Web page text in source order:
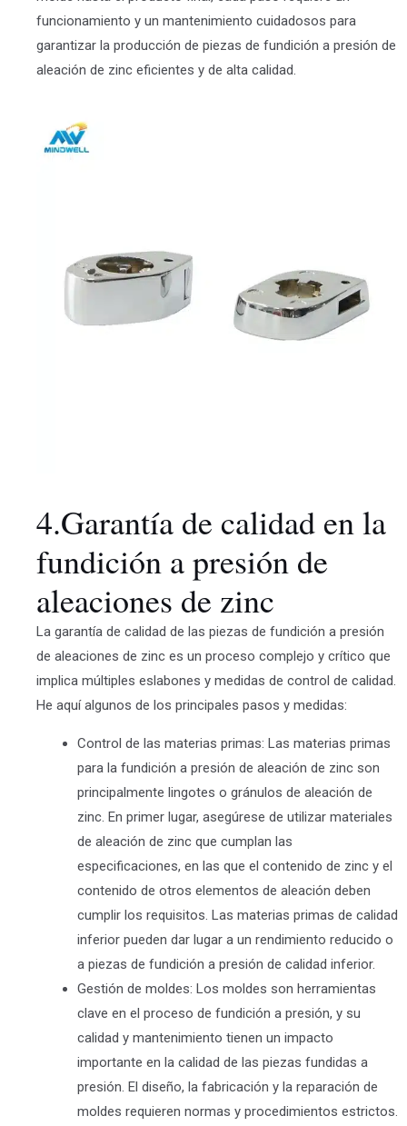
funcionamiento y un mantenimiento cuidadosos para
garantizar la producción de piezas de fundición a presión de
aleación de zinc eficientes y de alta calidad.
4.Garantía de calidad en la
fundición a presión de
aleaciones de zinc
La garantía de calidad de las piezas de fundición a presión
de aleaciones de zinc es un proceso complejo y crítico que
implica múltiples eslabones y medidas de control de calidad.
He aquí algunos de los principales pasos y medidas:
Control de las materias primas: Las materias primas
para la fundición a presión de aleación de zinc son
principalmente lingotes o gránulos de aleación de
zinc. En primer lugar, asegúrese de utilizar materiales
de aleación de zinc que cumplan las
especificaciones, en las que el contenido de zinc y el
contenido de otros elementos de aleación deben
cumplir los requisitos. Las materias primas de calidad
inferior pueden dar lugar a un rendimiento reducido o
a piezas de fundición a presión de calidad inferior.
Gestión de moldes: Los moldes son herramientas
clave en el proceso de fundición a presión, y su
calidad y mantenimiento tienen un impacto
importante en la calidad de las piezas fundidas a
presión. El diseño, la fabricación y la reparación de
moldes requieren normas y procedimientos estrictos.